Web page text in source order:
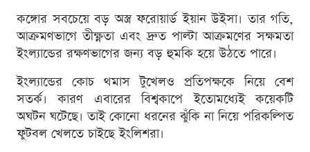
কঙ্গোর সবচেয়ে বড় অস্ত্র ফরোয়ার্ড ইয়ান উইসা। তার গতি,
আক্রমণভাগে তীক্ষ্ণতা এবং দ্রুত পাল্টা আক্রমণের সক্ষমতা
ইংল্যান্ডের রক্ষণভাগের জন্য বড় হুমকি হয়ে উঠতে পারে।
ইংল্যান্ডের কোচ থমাস টুখেলও প্রতিপক্ষকে নিয়ে বেশ
সতর্ক। কারণ এবারের বিশ্বকাপে ইতোমধ্যেই কয়েকটি
অঘটন ঘটেছে। তাই কোনো ধরনের ঝুঁকি না নিয়ে পরিকল্পিত
ফুটবল খেলতে চাইছে ইংলিশরা।